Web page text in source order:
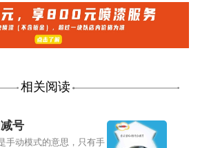
相关阅读
号
手动模式的意思，只有手